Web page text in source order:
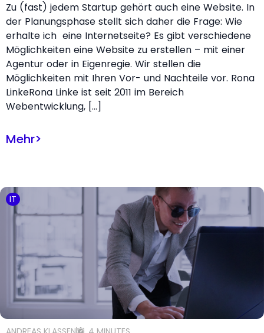
Zu (fast) jedem Startup gehört auch eine Website. In
der Planungsphase stellt sich daher die Frage: Wie
erhalte ich eine Internetseite? Es gibt verschiedene
Möglichkeiten eine Website zu erstellen – mit einer
Agentur oder in Eigenregie. Wir stellen die
Möglichkeiten mit Ihren Vor- und Nachteile vor. Rona
LinkeRona Linke ist seit 2011 im Bereich
Webentwicklung, […]
Mehr>
IT